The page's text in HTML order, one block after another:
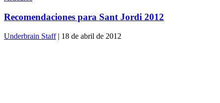
Recomendaciones para Sant Jordi 2012
Underbrain Staff| 18 de abril de 2012